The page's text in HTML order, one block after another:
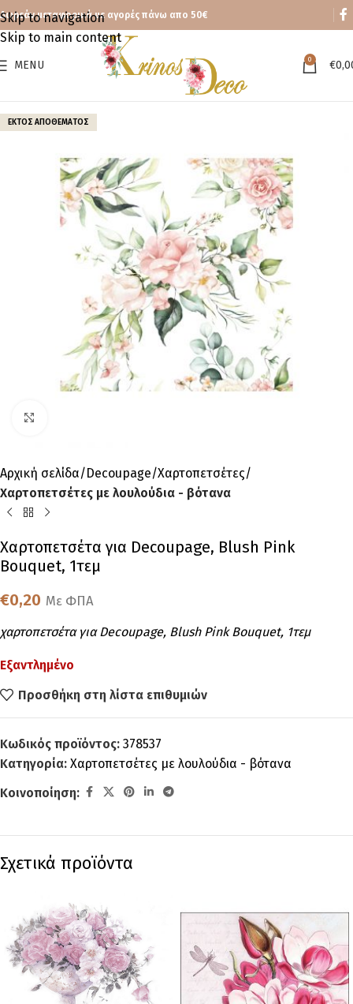
Skip to navigation
Skip to main content
Δωρεάν μεταφορικά με αγορές πάνω απο 50€
MENU 0 €
ΕΚΤΌΣ ΑΠΟΘΈΜΑΤΟΣ
Αρχική σελίδα Decoupage Χαρτοπετσέτες
Χαρτοπετσέτες με λουλούδια - βότανα
Χαρτοπετσέτα για Decoupage, Blush Pink
Bouquet, 1τεμ
€0,20 Με ΦΠΑ
χαρτοπετσέτα για Decoupage, Blush Pink Bouquet, 1τεμ
Εξαντλημένο
Προσθήκη στη λίστα επιθυμιών
Κωδικός προϊόντος: 378537
Κατηγορία: Χαρτοπετσέτες με λουλούδια - βότανα
Κοινοποίηση:
Σχετικά προϊόντα